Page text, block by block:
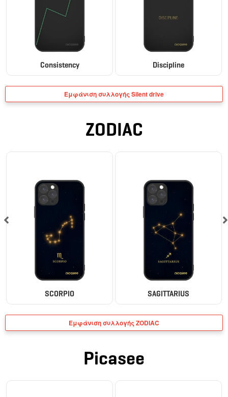
Consistency Discipline
Εμφάνιση συλλογής Silent drive
ZODIAC
SCORPIO SAGITTARIUS
Εμφάνιση συλλογής ZODIAC
Picasee